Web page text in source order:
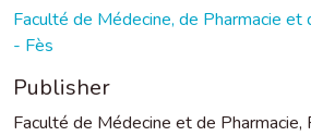
Faculté de Médecine, de Pharmacie
- Fès
Publisher
Faculté de Médecine et de Pharmacie,